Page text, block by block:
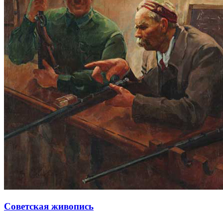
Советская живопись